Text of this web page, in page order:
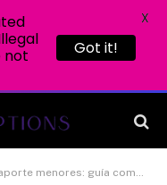
menores: guía completa para tramitarlo fácil y sin errores
not
Got it!
X